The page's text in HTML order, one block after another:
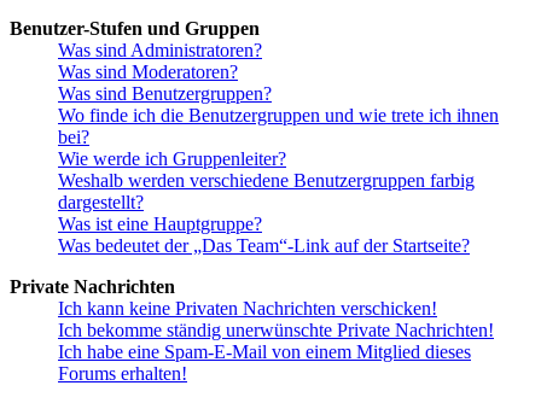
Benutzer-Stufen und Gruppen
Was sind Administratoren?
Was sind Moderatoren?
Was sind Benutzergruppen?
Wo finde ich die Benutzergruppen und wie trete ich ihnen
bei?
Wie werde ich Gruppenleiter?
Weshalb werden verschiedene Benutzergruppen farbig
dargestellt?
Was ist eine Hauptgruppe?
Was bedeutet der „Das Team“-Link auf der Startseite?
Private Nachrichten
Ich kann keine Privaten Nachrichten verschicken!
Ich bekomme ständig unerwünschte Private Nachrichten!
Ich habe eine Spam-E-Mail von einem Mitglied dieses
Forums erhalten!